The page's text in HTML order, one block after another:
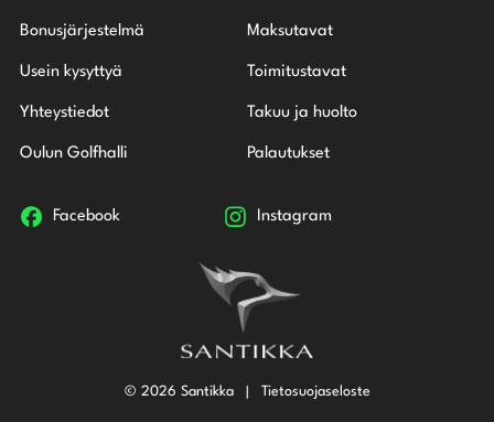
© 2026 Santikka Tietosuojaseloste
Bonusjärjestelmä
Usein kysyttyä
Yhteystiedot
Oulun Golfhalli
Maksutavat
Toimitustavat
Takuu ja huolto
Palautukset
Facebook Instagram